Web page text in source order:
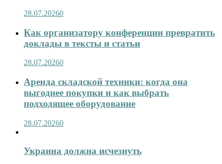
28.07.20260
Как организатору конференции превратить
доклады в тексты и статьи
28.07.20260
Аренда складской техники: когда она
выгоднее покупки и как выбрать
подходящее оборудование
28.07.20260
Украина должна исчезнуть